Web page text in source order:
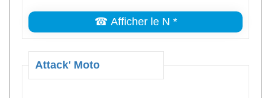
☎ Afficher le N *
Attack' Moto